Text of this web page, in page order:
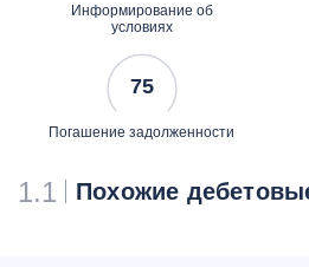
Информирование об
условиях
75
Погашение задолженности
1.1 Похожие